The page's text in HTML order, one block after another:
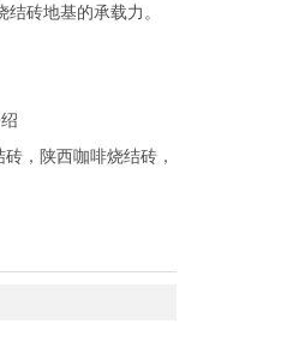
砖地基的承载力。
砖 ， 陕西咖啡烧结砖 ，